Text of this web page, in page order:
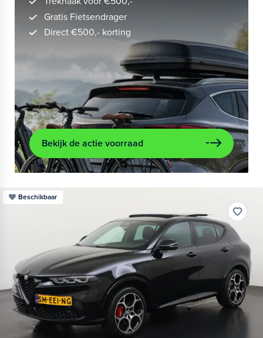
Gratis Fietsendrager
Direct €500,- korting
Bekijk de actie voorraad
Beschikbaar